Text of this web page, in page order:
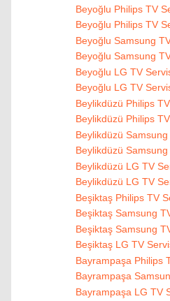
Beyoğlu Philips TV
Beyoğlu Philips TV
Beyoğlu Samsung
Beyoğlu Samsung
Beyoğlu LG TV
Beyoğlu LG TV
Beylikdüzü Philips
Beylikdüzü Philips
Beylikdüzü
Beylikdüzü
Beylikdüzü LG TV
Beylikdüzü LG TV
Beşiktaş Philips TV
Beşiktaş Samsung
Beşiktaş Samsung
Beşiktaş LG TV
Bayrampaşa Philips
Bayrampaşa
Bayrampaşa LG TV